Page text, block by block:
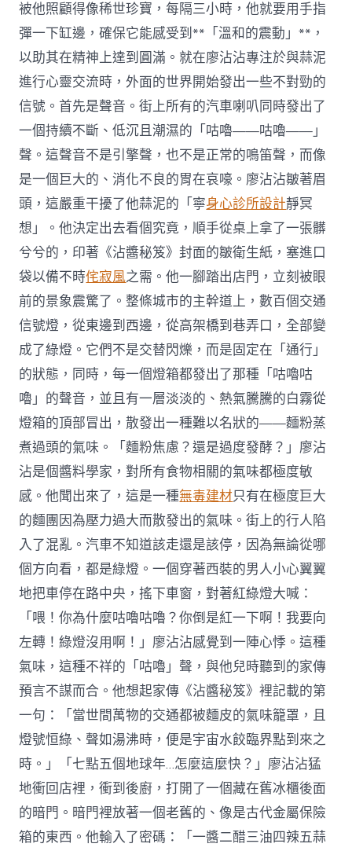
被他照顧得像稀世珍寶，每隔三小時，他就要用手指
彈一下缸邊，確保它能感受到**「溫和的震動」**，
以助其在精神上達到圓滿。就在廖沾沾專注於與蒜泥
進行心靈交流時，外面的世界開始發出一些不對勁的
信號。首先是聲音。街上所有的汽車喇叭同時發出了
一個持續不斷、低沉且潮濕的「咕嚕——咕嚕——」
聲。這聲音不是引擎聲，也不是正常的鳴笛聲，而像
是一個巨大的、消化不良的胃在哀嚎。廖沾沾皺著眉
頭，這嚴重干擾了他蒜泥的「寧身心診所設計靜冥
想」。他決定出去看個究竟，順手從桌上拿了一張髒
兮兮的，印著《沾醬秘笈》封面的皺衛生紙，塞進口
袋以備不時侘寂風之需。他一腳踏出店門，立刻被眼
前的景象震驚了。整條城市的主幹道上，數百個交通
信號燈，從東邊到西邊，從高架橋到巷弄口，全部變
成了綠燈。它們不是交替閃爍，而是固定在「通行」
的狀態，同時，每一個燈箱都發出了那種「咕嚕咕
嚕」的聲音，並且有一層淡淡的、熱氣騰騰的白霧從
燈箱的頂部冒出，散發出一種難以名狀的——麵粉蒸
煮過頭的氣味。「麵粉焦慮？還是過度發酵？」廖沾
沾是個醬料學家，對所有食物相關的氣味都極度敏
感。他聞出來了，這是一種無毒建材只有在極度巨大
的麵團因為壓力過大而散發出的氣味。街上的行人陷
入了混亂。汽車不知道該走還是該停，因為無論從哪
個方向看，都是綠燈。一個穿著西裝的男人小心翼翼
地把車停在路中央，搖下車窗，對著紅綠燈大喊：
「喂！你為什麼咕嚕咕嚕？你倒是紅一下啊！我要向
左轉！綠燈沒用啊！」廖沾沾感覺到一陣心悸。這種
氣味，這種不祥的「咕嚕」聲，與他兒時聽到的家傳
預言不謀而合。他想起家傳《沾醬秘笈》裡記載的第
一句：「當世間萬物的交通都被麵皮的氣味籠罩，且
燈號恒綠、聲如湯沸時，便是宇宙水餃臨界點到來之
時。」「七點五個地球年…怎麼這麼快？」廖沾沾猛
地衝回店裡，衝到後廚，打開了一個藏在舊冰櫃後面
的暗門。暗門裡放著一個老舊的、像是古代金屬保險
箱的東西。他輸入了密碼：「一醬二醋三油四辣五蒜